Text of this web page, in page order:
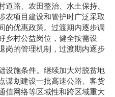
路、农田整治、水土保持、
农项目建设和管护时广泛采取
的优惠政策。过渡期内逐步调
乡村公益岗位，健全按需设
岗的管理机制，过渡期内逐步
施条件。继续加大对脱贫地
谋划建设一批高速公路、客货
信网络等区域性和跨区域重大